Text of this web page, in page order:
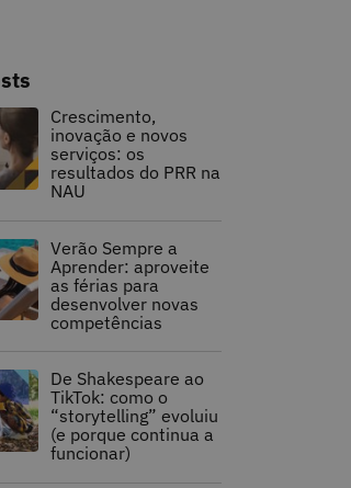
Crescimento,
inovação e novos
serviços: os
resultados do PRR na
NAU
Verão Sempre a
Aprender: aproveite
as férias para
desenvolver novas
competências
De Shakespeare ao
TikTok: como o
“storytelling” evoluiu
(e porque continua a
funcionar)